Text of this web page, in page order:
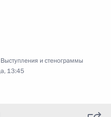
Выступления и стенограммы
13:45